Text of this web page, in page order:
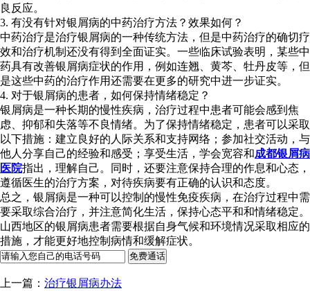
良反应。
3. 有没有针对银屑病的中药治疗方法？效果如何？
中药治疗是治疗银屑病的一种传统方法，但是中药治疗的确切疗
效和治疗机制还没有得到全面证实。一些临床试验表明，某些中
药具有改善银屑病症状的作用，例如连翘、黄芩、牡丹皮等，但
是这些中药的治疗作用还需要在更多的研究中进一步证实。
4. 对于银屑病的患者，如何保持情绪稳定？
银屑病是一种长期的慢性疾病，治疗过程中患者可能会感到焦
虑、抑郁和失落等不良情绪。为了保持情绪稳定，患者可以采取
以下措施：建立良好的人际关系和支持网络；参加社交活动，与
他人分享自己的经验和感受；享受生活，学会宽容和成都银屑病
医院指出，理解自己。同时，还要注意保持合理的作息和心态，
遵循医生的治疗方案，对待疾病要有正确的认识和态度。
总之，银屑病是一种可以控制的慢性免疫疾病，在治疗过程中需
要采取综合治疗，并注意简化生活，保持心态平和和情绪稳定。
山西地区的银屑病患者需要根据自身气候和环境情况采取相应的
措施，才能更好地控制病情和缓解症状。
上一篇： 治疗银屑病办法